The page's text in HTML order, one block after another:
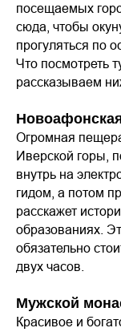
посещаемых
сюда, чтобы
прогуляться по
Что посмотреть
рассказываем
Огромная
Иверской горы,
внутрь на
гидом, а потом
расскажет
образованиях.
обязательно
двух часов.
Мужской
Красивое и